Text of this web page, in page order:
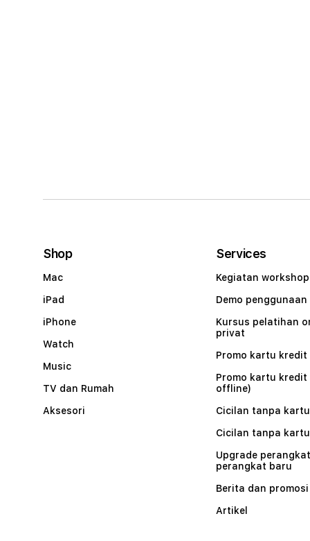
Shop
Mac
iPad
iPhone
Watch
Music
TV dan Rumah
Aksesori
Services
Kegiatan workshop
Demo penggunaan
Kursus pelatihan
privat
Promo kartu kredit
Promo kartu kredit
offline)
Cicilan tanpa
Cicilan tanpa
Upgrade
perangkat baru
Berita dan promosi
Artikel